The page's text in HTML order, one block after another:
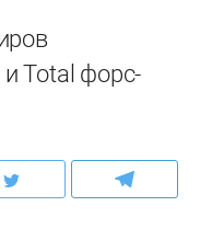
и Total форс-